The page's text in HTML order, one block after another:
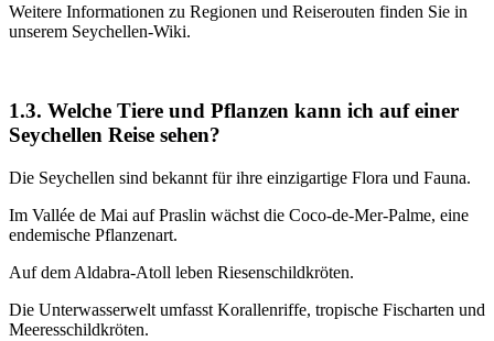
Weitere Informationen zu Regionen und Reiserouten finden Sie in
unserem Seychellen-Wiki.
1.3. Welche Tiere und Pflanzen kann ich auf einer
Seychellen Reise sehen?
Die Seychellen sind bekannt für ihre einzigartige Flora und Fauna.
Im Vallée de Mai auf Praslin wächst die Coco-de-Mer-Palme, eine
endemische Pflanzenart.
Auf dem Aldabra-Atoll leben Riesenschildkröten.
Die Unterwasserwelt umfasst Korallenriffe, tropische Fischarten und
Meeresschildkröten.